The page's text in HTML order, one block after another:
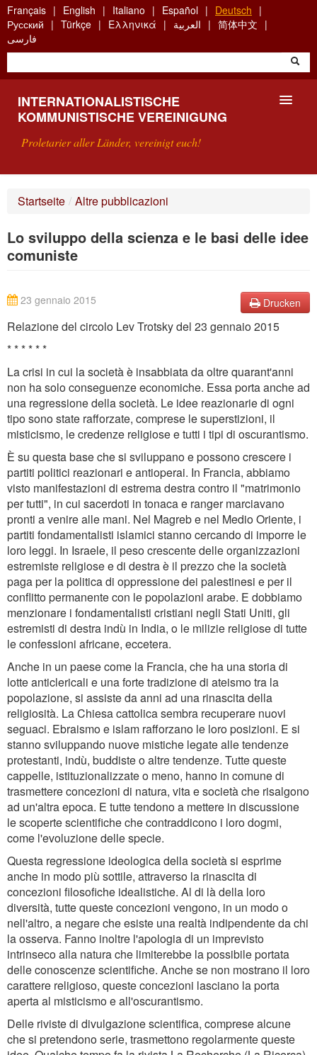
Skip
to
main
content
Français English Italiano Español
Deutsch
Русский
Türkçe Ελληνικά العربية
简体中文
فارسی
INTERNATIONALISTISCHE
KOMMUNISTISCHE VEREINIGUNG
Proletarier aller Länder, vereinigt euch!
SUCHE
Startseite / Altre pubblicazioni
Lo sviluppo della scienza e le basi delle idee
comuniste
Drucken
23 gennaio 2015
Relazione del circolo Lev Trotsky del 23 gennaio 2015
* * * * * *
La crisi in cui la società è insabbiata da oltre quarant'anni
non ha solo conseguenze economiche. Essa porta anche ad
una regressione della società. Le idee reazionarie di ogni
tipo sono state rafforzate, comprese le superstizioni, il
misticismo, le credenze religiose e tutti i tipi di oscurantismo.
È su questa base che si sviluppano e possono crescere i
partiti politici reazionari e antioperai. In Francia, abbiamo
visto manifestazioni di estrema destra contro il "matrimonio
per tutti", in cui sacerdoti in tonaca e ranger marciavano
pronti a venire alle mani. Nel Magreb e nel Medio Oriente, i
partiti fondamentalisti islamici stanno cercando di imporre le
loro leggi. In Israele, il peso crescente delle organizzazioni
estremiste religiose e di destra è il prezzo che la società
paga per la politica di oppressione dei palestinesi e per il
conflitto permanente con le popolazioni arabe. E dobbiamo
menzionare i fondamentalisti cristiani negli Stati Uniti, gli
estremisti di destra indù in India, o le milizie religiose di tutte
le confessioni africane, eccetera.
Anche in un paese come la Francia, che ha una storia di
lotte anticlericali e una forte tradizione di ateismo tra la
popolazione, si assiste da anni ad una rinascita della
religiosità. La Chiesa cattolica sembra recuperare nuovi
seguaci. Ebraismo e islam rafforzano le loro posizioni. E si
stanno sviluppando nuove mistiche legate alle tendenze
protestanti, indù, buddiste o altre tendenze. Tutte queste
cappelle, istituzionalizzate o meno, hanno in comune di
trasmettere concezioni di natura, vita e società che risalgono
ad un'altra epoca. E tutte tendono a mettere in discussione
le scoperte scientifiche che contraddicono i loro dogmi,
come l'evoluzione delle specie.
Questa regressione ideologica della società si esprime
anche in modo più sottile, attraverso la rinascita di
concezioni filosofiche idealistiche. Al di là della loro
diversità, tutte queste concezioni vengono, in un modo o
nell'altro, a negare che esiste una realtà indipendente da chi
la osserva. Fanno inoltre l'apologia di un imprevisto
intrinseco alla natura che limiterebbe la possibile portata
delle conoscenze scientifiche. Anche se non mostrano il loro
carattere religioso, queste concezioni lasciano la porta
aperta al misticismo e all'oscurantismo.
Delle riviste di divulgazione scientifica, comprese alcune
che si pretendono serie, trasmettono regolarmente queste